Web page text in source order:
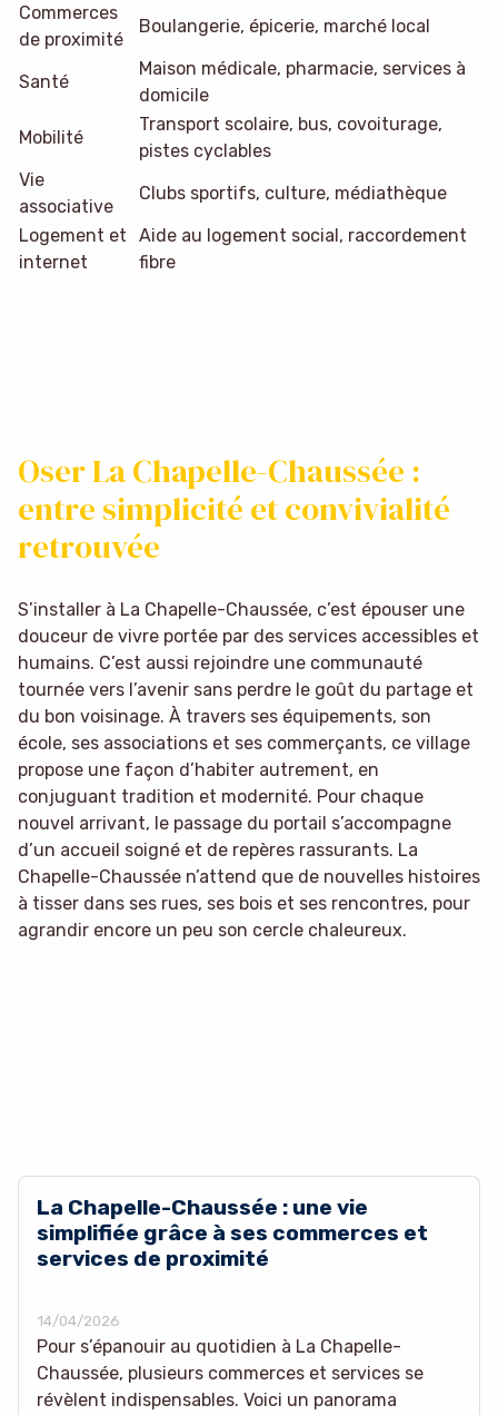
Commerces
de proximité
Boulangerie, épicerie, marché local
Santé
Maison médicale, pharmacie, services à
domicile
Mobilité
Transport scolaire, bus, covoiturage,
pistes cyclables
Vie
associative
Clubs sportifs, culture, médiathèque
Logement et
internet
Aide au logement social, raccordement
fibre
Oser La Chapelle-Chaussée :
entre simplicité et convivialité
retrouvée
S’installer à La Chapelle-Chaussée, c’est épouser une
douceur de vivre portée par des services accessibles et
humains. C’est aussi rejoindre une communauté
tournée vers l’avenir sans perdre le goût du partage et
du bon voisinage. À travers ses équipements, son
école, ses associations et ses commerçants, ce village
propose une façon d’habiter autrement, en
conjuguant tradition et modernité. Pour chaque
nouvel arrivant, le passage du portail s’accompagne
d’un accueil soigné et de repères rassurants. La
Chapelle-Chaussée n’attend que de nouvelles histoires
à tisser dans ses rues, ses bois et ses rencontres, pour
agrandir encore un peu son cercle chaleureux.
La Chapelle-Chaussée : une vie
simplifiée grâce à ses commerces et
services de proximité
14/04/2026
Pour s’épanouir au quotidien à La Chapelle-
Chaussée, plusieurs commerces et services se
révèlent indispensables. Voici un panorama